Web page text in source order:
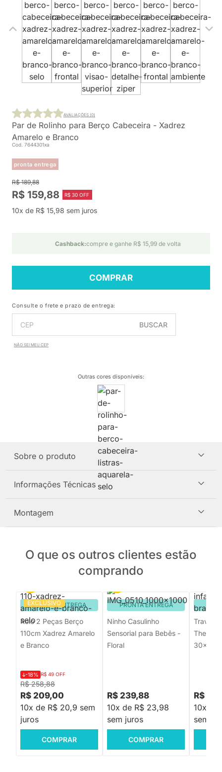
Par de Rolinho para Berço Cabeceira - Xadrez
Amarelo e Branco
Cod. 7644301xa
pronta entrega
AVALIAÇÕES (0)
R$ 189,88
R$ 159,88 R$ 30 OFF
10x de R$ 15,98 sem juros
Cashback:compre e ganhe R$ 15,99 de volta
COMPRAR
Consulte o frete e prazo de entrega:
BUSCAR
NÃO SEI MEU CEP
Outras cores disponíveis:
Sobre o produto
Informações Técnicas
Montagem
O que os outros clientes estão
comprando
EXCLUSIVO
PRONTA ENTREGA
Rolo 2 Peças Berço
110cm Xadrez Amarelo
e Branco
R$ 258,88
-18% R$ 49 OFF
R$ 209,00
10x de R$ 20,9 sem
juros
COMPRAR
PRONTA ENTREGA
Ninho Casulinho
Sensorial para Bebês -
Floral
R$ 239,88
10x de R$ 23,98
sem juros
COMPRAR
Theva
30x40
R$
10x de
sem